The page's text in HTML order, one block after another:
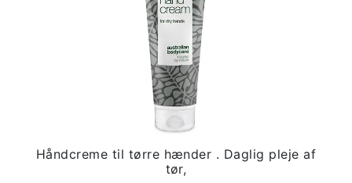
Håndcreme til tørre hænder . Daglig pleje af
tør,